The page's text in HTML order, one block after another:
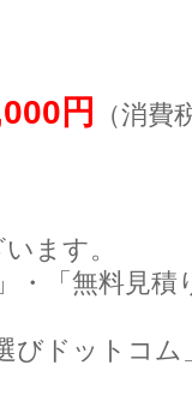
円 （消費
ます。
・「無料見積
びドットコ